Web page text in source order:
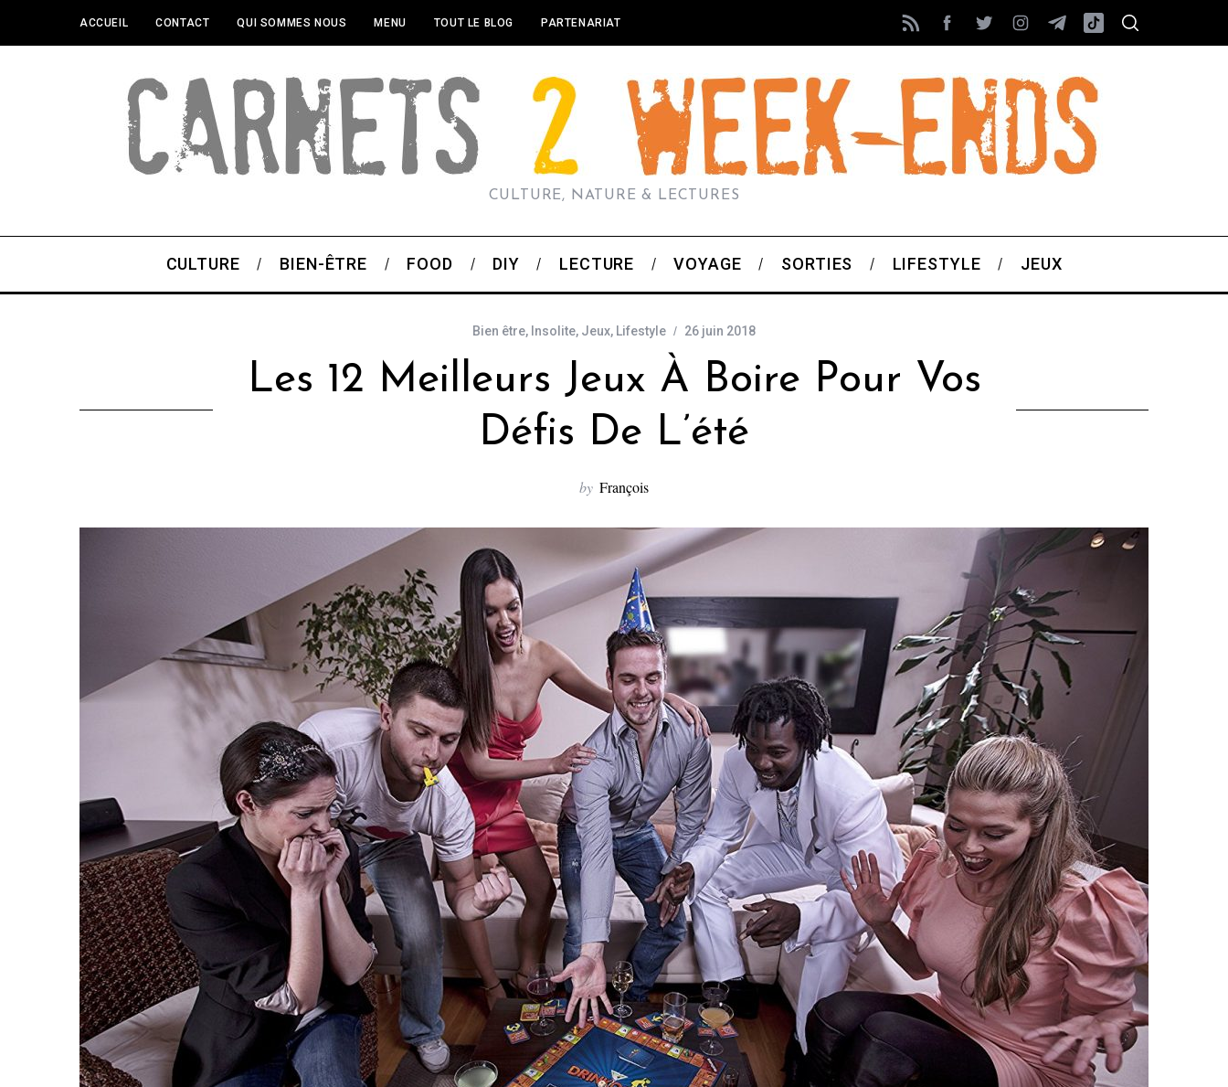
ACCUEIL CONTACT QUI SOMMES NOUS MENU TOUT LE BLOG PARTENARIAT
CULTURE, NATURE & LECTURES
CULTURE BIEN-ÊTRE FOOD DIY LECTURE VOYAGE SORTIES LIFESTYLE JEUX
Bien être, Insolite, Jeux, Lifestyle 26 juin 2018
Les 12 Meilleurs Jeux À Boire Pour Vos
Défis De L’été
by François